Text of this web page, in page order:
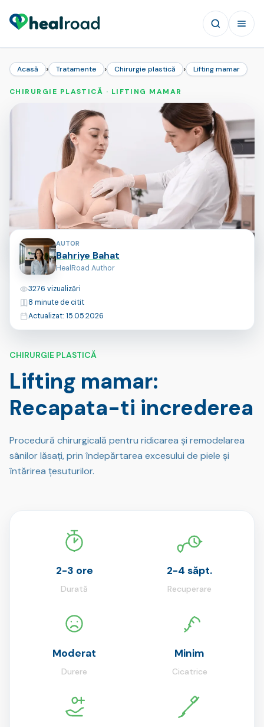
Acasă › Tratamente › Chirurgie plastică › Lifting mamar
CHIRURGIE PLASTICĂ · LIFTING MAMAR
CHIRURGIE PLASTICĂ
Lifting mamar:
Recapata-ti increderea
Procedură chirurgicală pentru ridicarea și remodelarea
sânilor lăsați, prin îndepărtarea excesului de piele și
întărirea țesuturilor.
Contribuitorii paginii
AUTOR
Bahriye Bahat
HealRoad Author
Vizualizări
3276 vizualizări
Timp de citire
8 minute de citit
Ultima actualizare
Actualizat: 15.05.2026
2-3 ore
Durată
2-4 săpt.
Recuperare
Moderat
Durere
Minim
Cicatrice